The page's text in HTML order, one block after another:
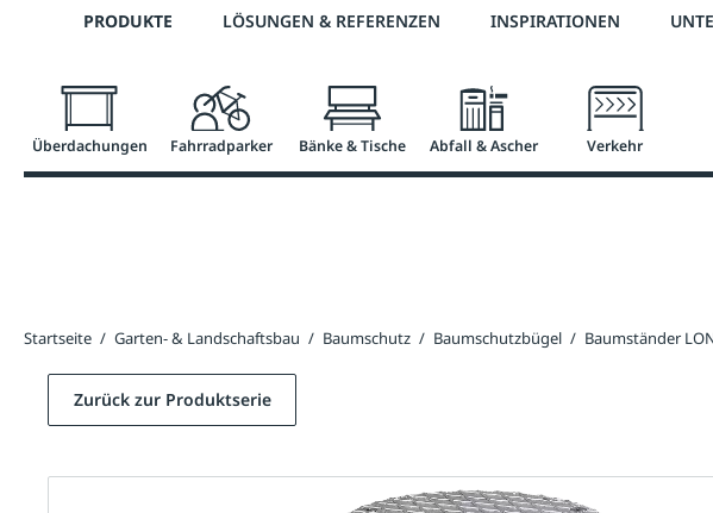
Zur Hauptnavigation springen
Telefon: 0800 / 100 49 02 2 % Vorkassen-Skonto
PRODUKTE LÖSUNGEN & REFERENZEN INSPIRATIONEN
Überdachungen Fahrradparker Bänke & Tische Abfall & Ascher Verkehr
Startseite / Garten- & Landschaftsbau / Baumschutz / Baumschutzbügel / Baumständer
Zurück zur Produktserie